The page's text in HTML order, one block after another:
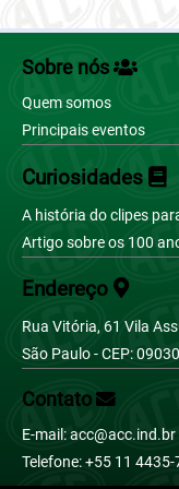
Português (BR)
Sobre nós
Quem somos
Principais eventos
Curiosidades
A história do clipes
Artigo sobre os 100
Endereço
Rua Vitória, 61 Vila
São Paulo - CEP:
Contato
E-mail: acc@acc.ind.br
Telefone: +55 11